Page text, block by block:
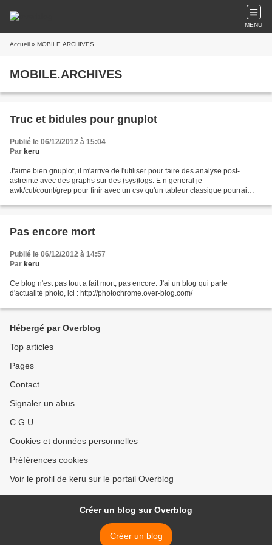
MENU
Accueil » MOBILE.ARCHIVES
MOBILE.ARCHIVES
Truc et bidules pour gnuplot
Publié le 06/12/2012 à 15:04
Par keru
J'aime bien gnuplot, il m'arrive de l'utiliser pour faire des analyse post-
astreinte avec des graphs sur des (sys)logs. E n general je
awk/cut/count/grep pour finir avec un csv qu'un tableur classique pourrai
Pas encore mort
Publié le 06/12/2012 à 14:57
Par keru
Ce blog n'est pas tout a fait mort, pas encore. J'ai un blog qui parle
d'actualité photo, ici : http://photochrome.over-blog.com/
Hébergé par Overblog
Top articles
Pages
Contact
Signaler un abus
C.G.U.
Cookies et données personnelles
Préférences cookies
Voir le profil de keru sur le portail Overblog
Créer un blog sur Overblog
Créer un blog